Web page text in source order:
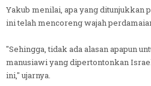
Yakub menilai, apa yang ditunjukkan
ini telah mencoreng wajah
"Sehingga, tidak ada alasan apapun
manusiawi yang dipertontonkan
ini," ujarnya.